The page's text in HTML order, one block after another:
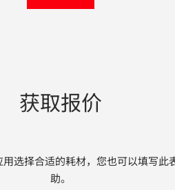
获取报价
选择合适的耗材，您也可以填写此
助。